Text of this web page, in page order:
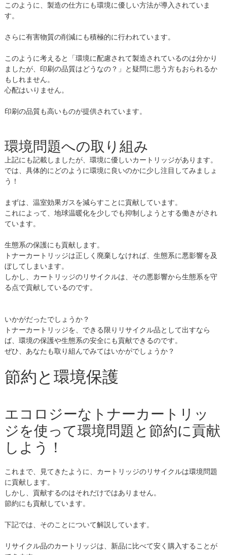
このように、製造の仕方にも環境に優しい方法が導入されていま
す。
さらに有害物質の削減にも積極的に行われています。
このように考えると「環境に配慮されて製造されているのは分かり
ましたが、印刷の品質はどうなの？」と疑問に思う方もおられるか
もしれません。
心配はいりません。
印刷の品質も高いものが提供されています。
環境問題への取り組み
上記にも記載しましたが、環境に優しいカートリッジがあります。
では、具体的にどのように環境に良いのかに少し注目してみましょ
う！
まずは、温室効果ガスを減らすことに貢献しています。
これによって、地球温暖化を少しでも抑制しようとする働きがされ
ています。
生態系の保護にも貢献します。
トナーカートリッジは正しく廃棄しなければ、生態系に悪影響を及
ぼしてしまいます。
しかし、カートリッジのリサイクルは、その悪影響から生態系を守
る点で貢献しているのです。
いかがだったでしょうか？
トナーカートリッジを、できる限りリサイクル品として出すなら
ば、環境の保護や生態系の安全にも貢献できるのです。
ぜひ、あなたも取り組んでみてはいかがでしょうか？
節約と環境保護
エコロジーなトナーカートリッ
ジを使って環境問題と節約に貢献
しよう！
これまで、見てきたように、カートリッジのリサイクルは環境問題
に貢献します。
しかし、貢献するのはそれだけではありません。
節約にも貢献しています。
下記では、そのことについて解説しています。
リサイクル品のカートリッジは、新品に比べて安く購入することが